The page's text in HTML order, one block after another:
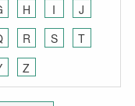
H I
J
R S
T
Z